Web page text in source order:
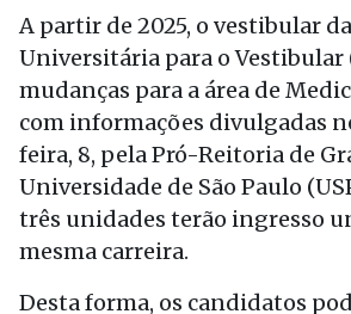
A partir de 2025, o vestibular
Universitária para o Vestibular
mudanças para a área de
com informações divulgadas
feira, 8, pela Pró-Reitoria de
Universidade de São Paulo
três unidades terão ingresso
mesma carreira.
Desta forma, os candidatos